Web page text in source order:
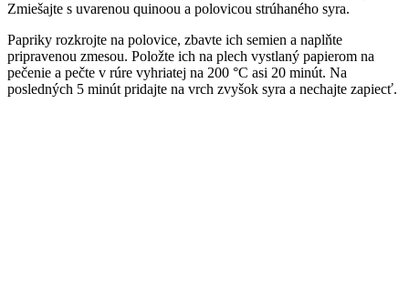
Zmiešajte s uvarenou quinoou a polovicou strúhaného syra.
Papriky rozkrojte na polovice, zbavte ich semien a naplňte
pripravenou zmesou. Položte ich na plech vystlaný papierom na
pečenie a pečte v rúre vyhriatej na 200 °C asi 20 minút. Na
posledných 5 minút pridajte na vrch zvyšok syra a nechajte zapiecť.